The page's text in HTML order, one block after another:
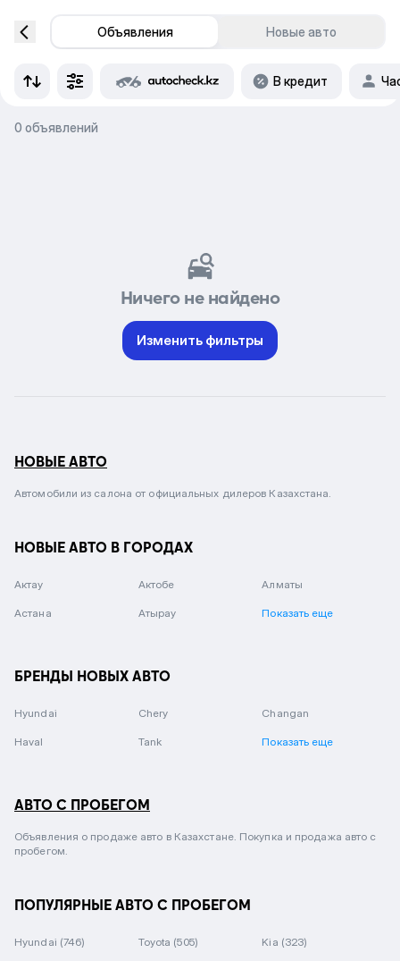
Объявления Новые авто
В кредит
0 объявлений
Ничего не найдено
Изменить фильтры
НОВЫЕ АВТО
Автомобили из салона от официальных дилеров Казахстана.
НОВЫЕ АВТО В ГОРОДАХ
Актау Актобе Алматы
Астана Атырау Показать еще
БРЕНДЫ НОВЫХ АВТО
Hyundai Chery Changan
Haval Tank Показать еще
АВТО С ПРОБЕГОМ
Объявления о продаже авто в Казахстане. Покупка и продажа авто с
пробегом.
ПОПУЛЯРНЫЕ АВТО С ПРОБЕГОМ
Hyundai (746) Toyota (505) Kia (323)